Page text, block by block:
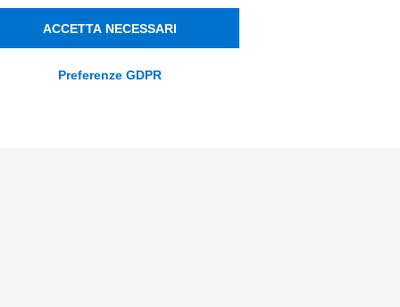
Correggio (RE)
ACCETTA NECESSARI
Preferenze GDPR